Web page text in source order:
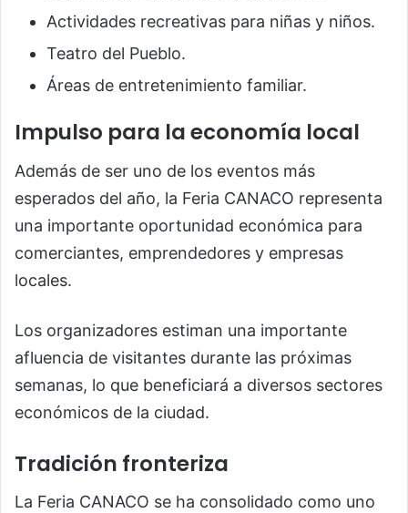
Actividades recreativas para niñas y niños.
Teatro del Pueblo.
Áreas de entretenimiento familiar.
Impulso para la economía local
Además de ser uno de los eventos más
esperados del año, la Feria CANACO representa
una importante oportunidad económica para
comerciantes, emprendedores y empresas
locales.
Los organizadores estiman una importante
afluencia de visitantes durante las próximas
semanas, lo que beneficiará a diversos sectores
económicos de la ciudad.
Tradición fronteriza
La Feria CANACO se ha consolidado como uno